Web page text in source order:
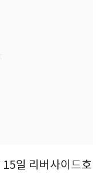
일 리버사이드호